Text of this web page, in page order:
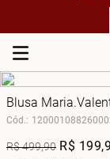
Blusa
Cód.:
R$499,90 R$ 199,